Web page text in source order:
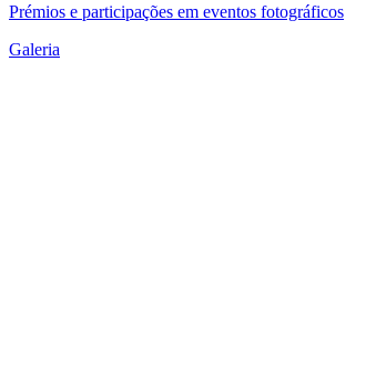
Prémios e participações em eventos fotográficos
Galeria